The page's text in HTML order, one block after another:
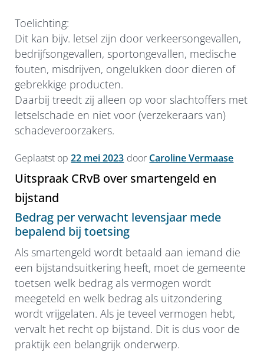
Toelichting:
Dit kan bijv. letsel zijn door verkeersongevallen,
bedrijfsongevallen, sportongevallen, medische
fouten, misdrijven, ongelukken door dieren of
gebrekkige producten.
Daarbij treedt zij alleen op voor slachtoffers met
letselschade en niet voor (verzekeraars van)
schadeveroorzakers.
Geplaatst op22 mei 2023 door Caroline Vermaase
Uitspraak CRvB over smartengeld en
bijstand
Bedrag per verwacht levensjaar mede
bepalend bij toetsing
Als smartengeld wordt betaald aan iemand die
een bijstandsuitkering heeft, moet de gemeente
toetsen welk bedrag als vermogen wordt
meegeteld en welk bedrag als uitzondering
wordt vrijgelaten. Als je teveel vermogen hebt,
vervalt het recht op bijstand. Dit is dus voor de
praktijk een belangrijk onderwerp.